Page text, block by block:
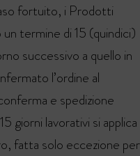
fortuito, i Prodotti
termine di 15 (quindici)
successivo a quello in
l’ordine al
e spedizione
giorni lavorativi si applica
fatta solo eccezione per